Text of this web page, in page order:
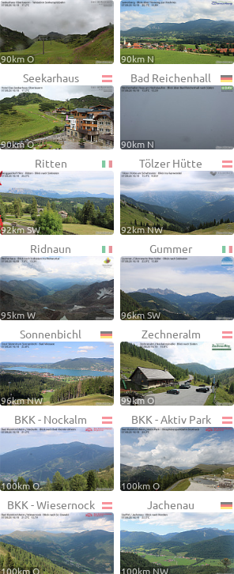
90km O 90km N
Seekarhaus
90km O
Bad Reichenhall
90km N
Ritten
92km SW
Tölzer Hütte
92km NW
Ridnaun
95km W
Gummer
96km SW
Sonnenbichl
96km NW
Zechneralm
99km O
BKK - Nockalm
100km O
BKK - Aktiv Park
100km O
BKK - Wiesernock
100km O
Jachenau
100km NW